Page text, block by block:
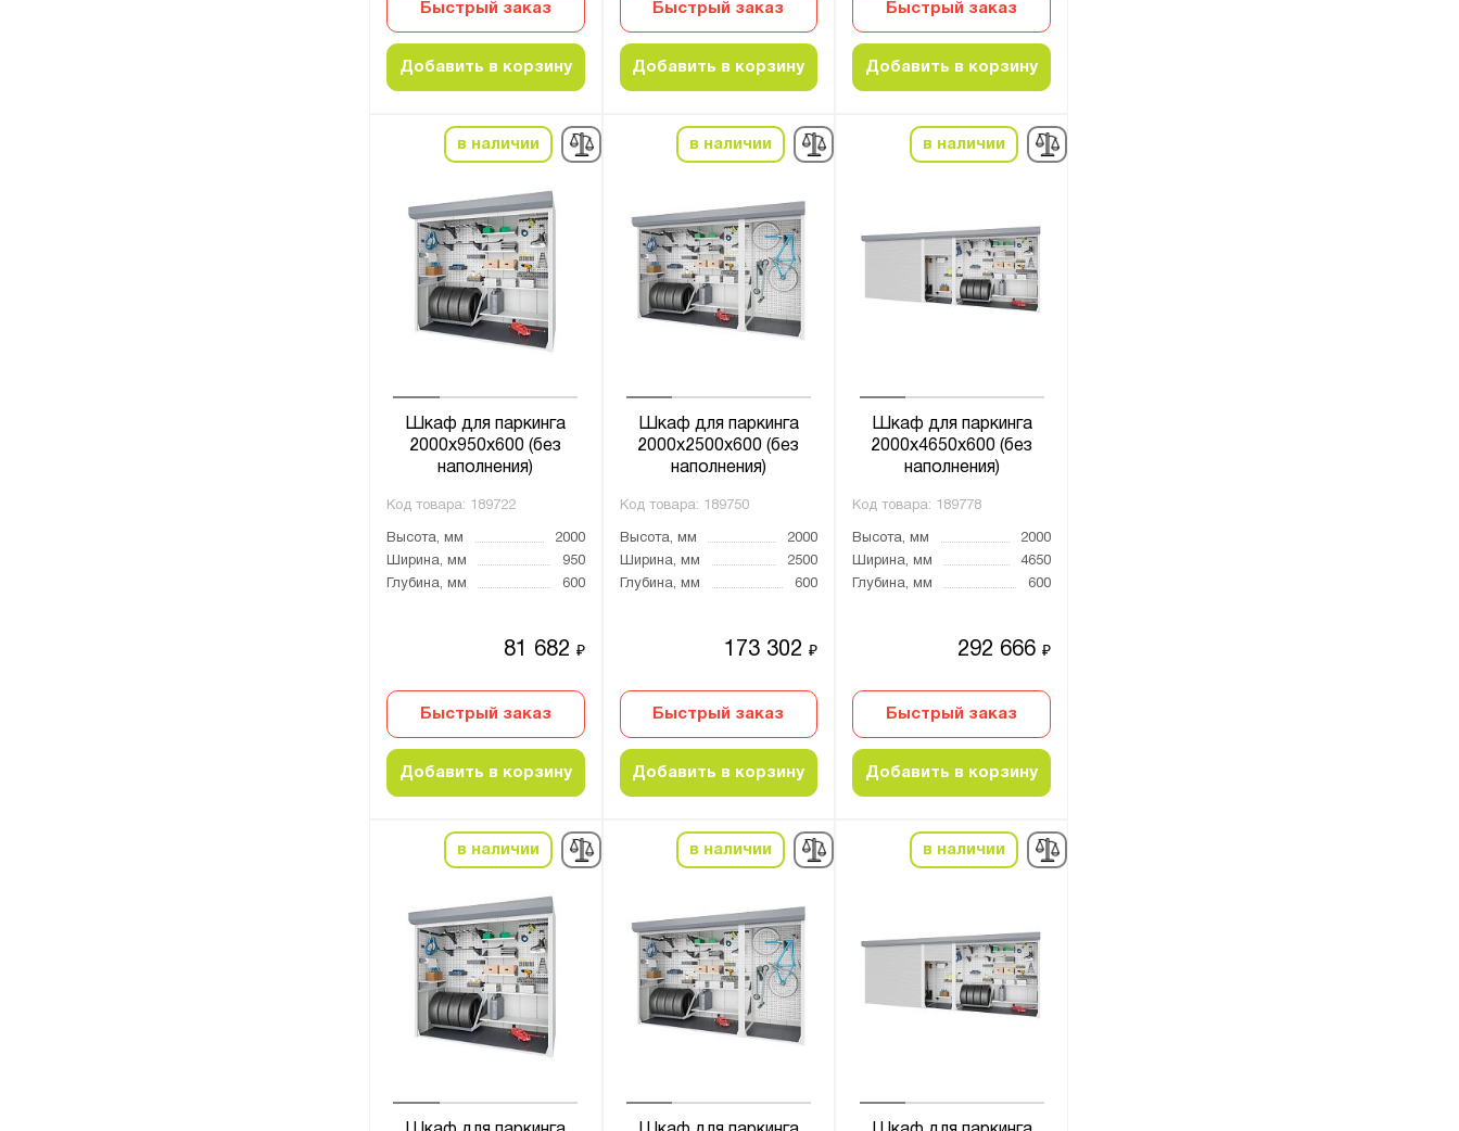
Быстрый заказ
Добавить в корзину
Быстрый заказ
Добавить в корзину
Быстрый заказ
Добавить в корзину
в наличии
Шкаф для паркинга
2000x950x600 (без
наполнения)
Код товара: 189722
Высота, мм
2000
Ширина, мм
950
Глубина, мм
600
81 682 ₽
Быстрый заказ
Добавить в корзину
в наличии
Шкаф для паркинга
2000х2500х600 (без
наполнения)
Код товара: 189750
Высота, мм
2000
Ширина, мм
2500
Глубина, мм
600
173 302₽
Быстрый заказ
Добавить в корзину
в наличии
Шкаф для паркинга
2000х4650х600 (без
наполнения)
Код товара: 189778
Высота, мм
2000
Ширина, мм
4650
Глубина, мм
600
292 666 ₽
Быстрый заказ
Добавить в корзину
в наличии в наличии в наличии